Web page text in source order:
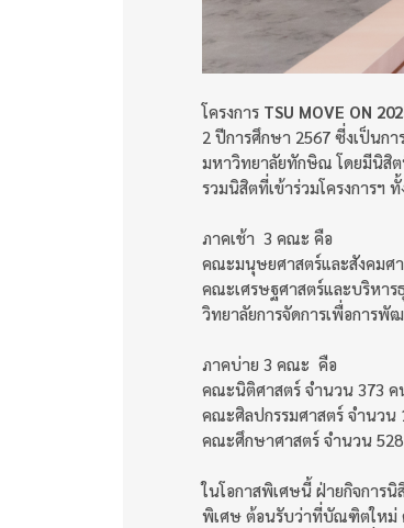
โครงการ TSU MOVE ON
2 ปีการศึกษา 2567 ซี่งเป็นก
มหาวิทยาลัยทักษิณ โดยมีนิสิ
รวมนิสิตที่เข้าร่วมโครงการฯ ทั้
ภาคเช้า 3 คณะ คือ
คณะมนุษยศาสตร์และสังคมศ
คณะเศรษฐศาสตร์และบริหาร
วิทยาลัยการจัดการเพื่อการพั
ภาคบ่าย 3 คณะ คือ
คณะนิติศาสตร์ จำนวน 373 ค
คณะศิลปกรรมศาสตร์ จำนวน
คณะศึกษาศาสตร์ จำนวน
ในโอกาสพิเศษนี้ ฝ่ายกิจการ
พิเศษ ต้อนรับว่าที่บัณฑิตใหม่